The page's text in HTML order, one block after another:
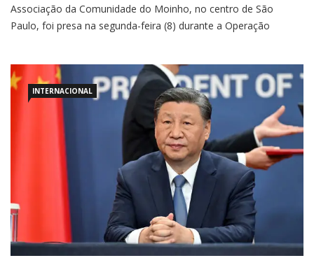
Associação da Comunidade do Moinho, no centro de São
Paulo, foi presa na segunda-feira (8) durante a Operação
INTERNACIONAL